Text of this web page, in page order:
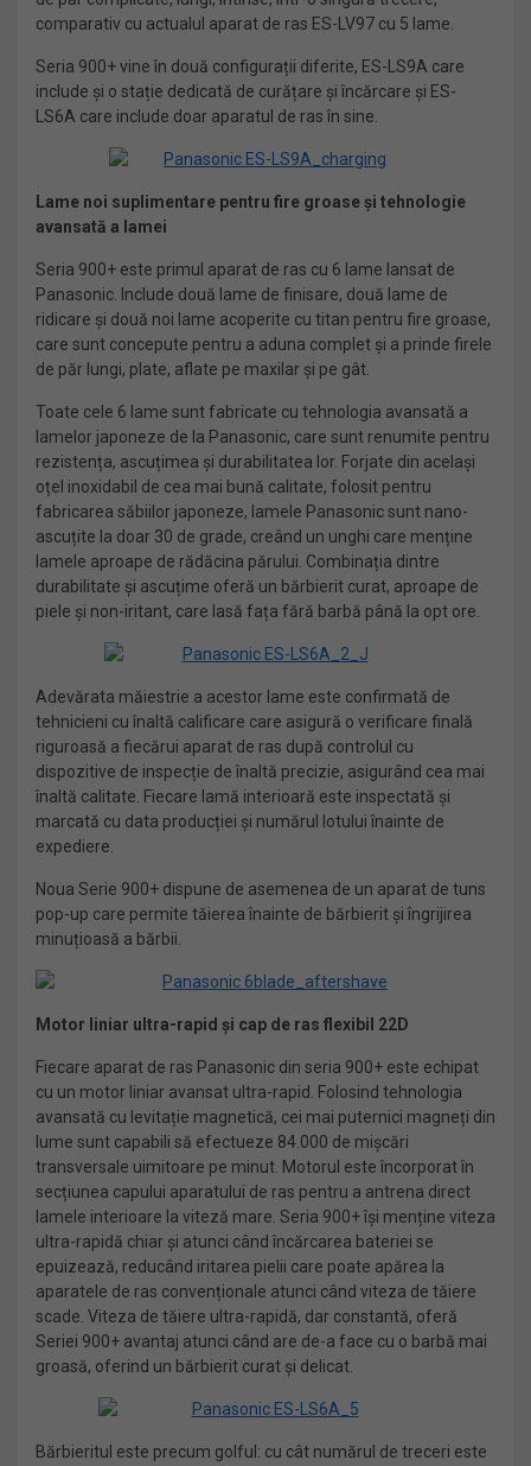
comparativ cu actualul aparat de ras ES-LV97 cu 5 lame.
Seria 900+ vine în două configurații diferite, ES-LS9A care
include și o stație dedicată de curățare și încărcare și ES-
LS6A care include doar aparatul de ras în sine.
Lame noi suplimentare pentru fire groase și tehnologie
avansată a lamei
Seria 900+ este primul aparat de ras cu 6 lame lansat de
Panasonic. Include două lame de finisare, două lame de
ridicare și două noi lame acoperite cu titan pentru fire groase,
care sunt concepute pentru a aduna complet și a prinde firele
de păr lungi, plate, aflate pe maxilar și pe gât.
Toate cele 6 lame sunt fabricate cu tehnologia avansată a
lamelor japoneze de la Panasonic, care sunt renumite pentru
rezistența, ascuțimea și durabilitatea lor. Forjate din același
oțel inoxidabil de cea mai bună calitate, folosit pentru
fabricarea săbiilor japoneze, lamele Panasonic sunt nano-
ascuțite la doar 30 de grade, creând un unghi care menține
lamele aproape de rădăcina părului. Combinația dintre
durabilitate și ascuțime oferă un bărbierit curat, aproape de
piele și non-iritant, care lasă fața fără barbă până la opt ore.
Adevărata măiestrie a acestor lame este confirmată de
tehnicieni cu înaltă calificare care asigură o verificare finală
riguroasă a fiecărui aparat de ras după controlul cu
dispozitive de inspecție de înaltă precizie, asigurând cea mai
înaltă calitate. Fiecare lamă interioară este inspectată și
marcată cu data producției și numărul lotului înainte de
expediere.
Noua Serie 900+ dispune de asemenea de un aparat de tuns
pop-up care permite tăierea înainte de bărbierit și îngrijirea
minuțioasă a bărbii.
Motor liniar ultra-rapid și cap de ras flexibil 22D
Fiecare aparat de ras Panasonic din seria 900+ este echipat
cu un motor liniar avansat ultra-rapid. Folosind tehnologia
avansată cu levitație magnetică, cei mai puternici magneți din
lume sunt capabili să efectueze 84.000 de mișcări
transversale uimitoare pe minut. Motorul este încorporat în
secțiunea capului aparatului de ras pentru a antrena direct
lamele interioare la viteză mare. Seria 900+ își menține viteza
ultra-rapidă chiar și atunci când încărcarea bateriei se
epuizează, reducând iritarea pielii care poate apărea la
aparatele de ras convenționale atunci când viteza de tăiere
scade. Viteza de tăiere ultra-rapidă, dar constantă, oferă
Seriei 900+ avantaj atunci când are de-a face cu o barbă mai
groasă, oferind un bărbierit curat și delicat.
Bărbieritul este precum golful: cu cât numărul de treceri este